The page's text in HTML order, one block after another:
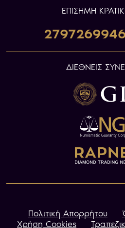
ΕΠIΣΗΜΗ
ΔΙΕΘΝΕΙΣ
Πολιτική Απορρήτου
Χρήση Cookies